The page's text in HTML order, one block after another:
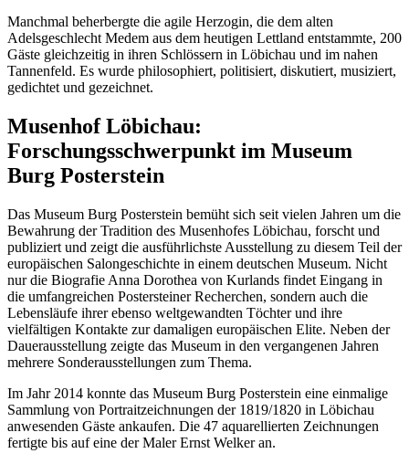
Manchmal beherbergte die agile Herzogin, die dem alten
Adelsgeschlecht Medem aus dem heutigen Lettland entstammte, 200
Gäste gleichzeitig in ihren Schlössern in Löbichau und im nahen
Tannenfeld. Es wurde philosophiert, politisiert, diskutiert, musiziert,
gedichtet und gezeichnet.
Musenhof Löbichau:
Forschungsschwerpunkt im Museum
Burg Posterstein
Das Museum Burg Posterstein bemüht sich seit vielen Jahren um die
Bewahrung der Tradition des Musenhofes Löbichau, forscht und
publiziert und zeigt die ausführlichste Ausstellung zu diesem Teil der
europäischen Salongeschichte in einem deutschen Museum. Nicht
nur die Biografie Anna Dorothea von Kurlands findet Eingang in
die umfangreichen Postersteiner Recherchen, sondern auch die
Lebensläufe ihrer ebenso weltgewandten Töchter und ihre
vielfältigen Kontakte zur damaligen europäischen Elite. Neben der
Dauerausstellung zeigte das Museum in den vergangenen Jahren
mehrere Sonderausstellungen zum Thema.
Im Jahr 2014 konnte das Museum Burg Posterstein eine einmalige
Sammlung von Portraitzeichnungen der 1819/1820 in Löbichau
anwesenden Gäste ankaufen. Die 47 aquarellierten Zeichnungen
fertigte bis auf eine der Maler Ernst Welker an.